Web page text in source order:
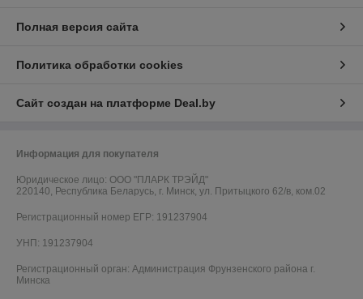
Полная версия сайта
Политика обработки cookies
Сайт создан на платформе Deal.by
Информация для покупателя
Юридическое лицо: ООО "ПЛАРК ТРЭЙД"
220140, Республика Беларусь, г. Минск, ул. Притыцкого 62/в, ком.02
Регистрационный номер ЕГР: 191237904
УНП: 191237904
Регистрационный орган: Администрация Фрунзенского района г.
Минска